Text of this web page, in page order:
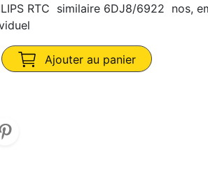
RTC similaire 6DJ8/6922 nos,
Ajouter au panier